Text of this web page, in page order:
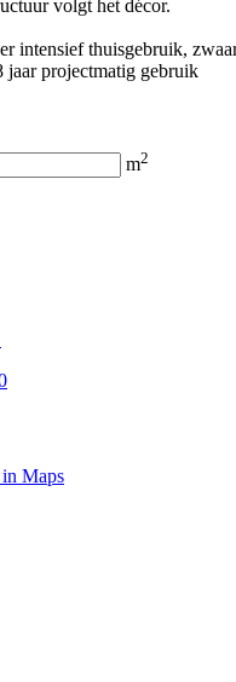
volgt het décor.
intensief thuisgebruik,
jaar projectmatig gebruik
m2
Maps